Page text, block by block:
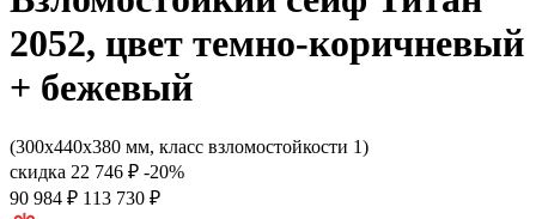
2052, цвет темно-коричневый
+ бежевый
(300x440x380 мм, класс взломостойкости 1)
скидка 22 746 ₽ -20%
90 984 ₽ 113 730 ₽